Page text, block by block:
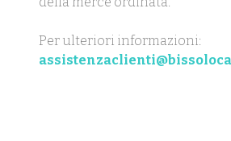
Per ulteriori informazioni: